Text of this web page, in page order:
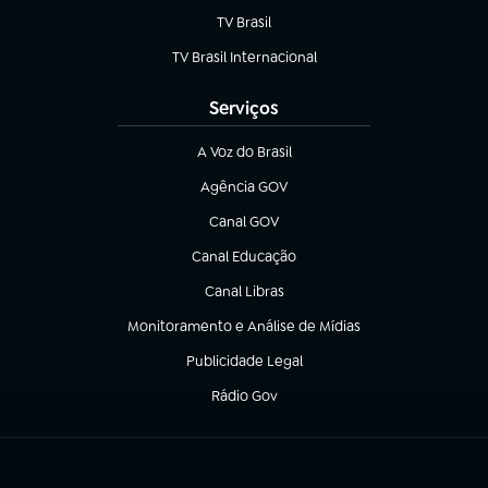
TV Brasil
(abre em nova aba)
TV Brasil Internacional
(abre em nova aba)
Serviços
A Voz do Brasil
(abre em nova aba)
Agência GOV
(abre em nova aba)
Canal GOV
(abre em nova aba)
Canal Educação
(abre em nova aba)
Canal Libras
(abre em nova aba)
Monitoramento e Análise de Mídias
(abre em nova aba)
Publicidade Legal
(abre em nova aba)
Rádio Gov
(abre em nova aba)